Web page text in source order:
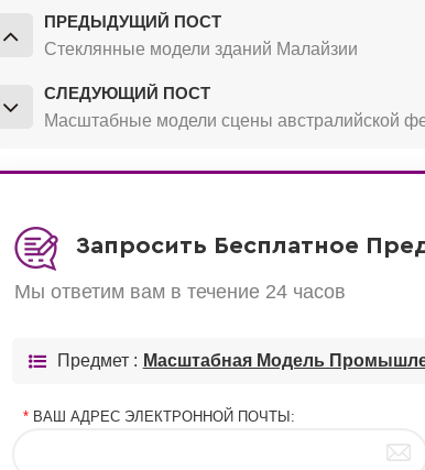
ПРЕДЫДУЩИЙ ПОСТ
Стеклянные модели зданий Малайзии
СЛЕДУЮЩИЙ ПОСТ
Масштабные модели сцены австралийской
Запросить Бесплатное
Мы ответим вам в течение 24 часов
Предмет : Масштабная Модель
*ВАШ АДРЕС ЭЛЕКТРОННОЙ ПОЧТЫ: